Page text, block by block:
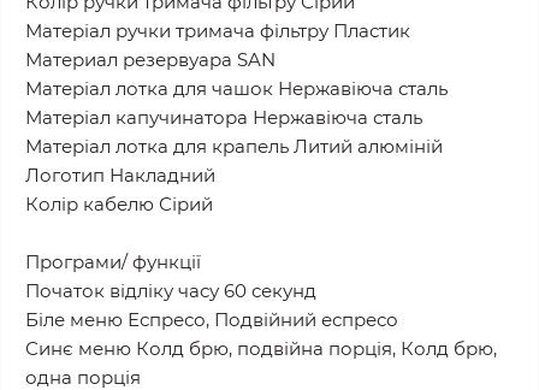
Матеріал ручки тримача фільтру Пластик
Материал резервуара SAN
Матеріал лотка для чашок Нержавіюча сталь
Матеріал капучинатора Нержавіюча сталь
Матеріал лотка для крапель Литий алюміній
Логотип Накладний
Колір кабелю Сірий
Програми/ функції
Початок відліку часу 60 секунд
Біле меню Еспресо, Подвійний еспресо
Синє меню Колд брю, подвійна порція, Колд брю,
одна порція